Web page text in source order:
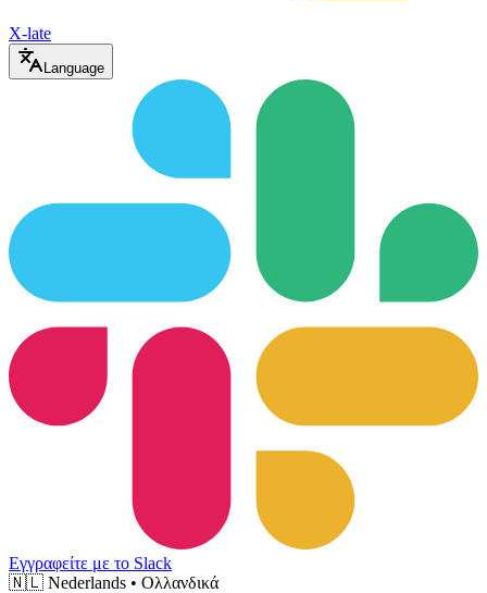
X-late
Language
Εγγραφείτε με το Slack
🇳🇱 Nederlands • Ολλανδικά